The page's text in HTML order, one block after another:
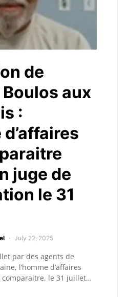
de
aux
:
d’affaires
juge de
le 31
July 22, 2025
par des agents de
l’homme d’affaires
comparaitre, le 31 juillet…